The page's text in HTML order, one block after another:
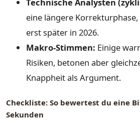
eine längere
erst später in 2026.
Makro-Stimmen: Einige
Risiken, betonen aber
Knappheit als Argument.
Checkliste: So bewertest du eine
Sekunden